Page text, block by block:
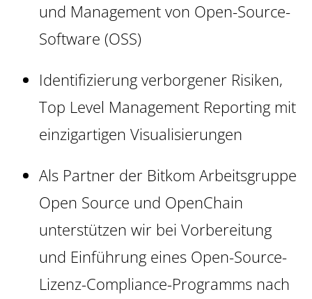
und Management von Open-Source-
Software (OSS)
Identifizierung verborgener Risiken,
Top Level Management Reporting mit
einzigartigen Visualisierungen
Als Partner der Bitkom Arbeitsgruppe
Open Source und OpenChain
unterstützen wir bei Vorbereitung
und Einführung eines Open-Source-
Lizenz-Compliance-Programms nach